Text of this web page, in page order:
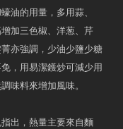
油的用量，多用蒜、
加三色椒、洋葱、芹
亦強調，少油少鹽少糖
，用易潔鑊炒可減少用
味料來增加風味。
出，熱量主要來自麵